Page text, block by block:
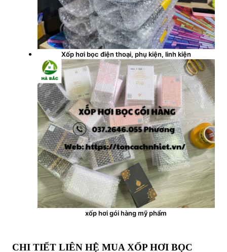
Xốp hơi bọc điện thoại, phụ kiện, linh kiện
xốp hơi gói hàng mỹ phẩm
CHI TIẾT LIÊN HỆ MUA XỐP HƠI BỌC